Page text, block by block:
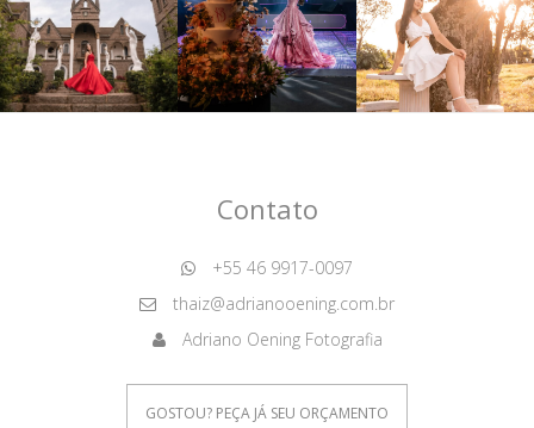
Contato
+55 46 9917-0097
thaiz@adrianooening.com.br
Adriano Oening Fotografia
GOSTOU? PEÇA JÁ SEU ORÇAMENTO